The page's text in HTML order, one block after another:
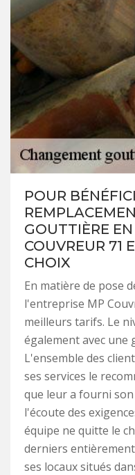
POUR
GOUTTIÈRE
COUVREUR 71
CHOIX
En matière de pose
l'entreprise MP
meilleurs tarifs. Le
également avec une
L'ensemble des
ses services le
que leur a fourni
l'écoute des
équipe ne quitte le
derniers
ses locaux situés